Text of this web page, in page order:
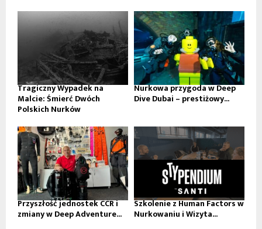
Tragiczny Wypadek na
Malcie: Śmierć Dwóch
Polskich Nurków
Nurkowa przygoda w Deep
Dive Dubai – prestiżowy...
Przyszłość jednostek CCR i
zmiany w Deep Adventure...
Szkolenie z Human Factors w
Nurkowaniu i Wizyta...